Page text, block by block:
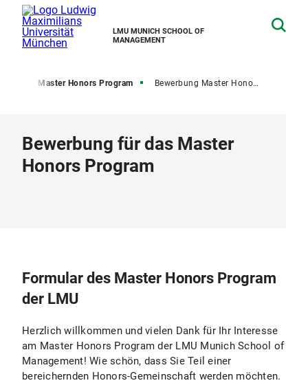
LMU MUNICH SCHOOL OF
MANAGEMENT
Master Honors Program Bewerbung Master Honors Program
Bewerbung für das Master
Honors Program
Formular des Master Honors Program
der LMU
Herzlich willkommen und vielen Dank für Ihr Interesse
am Master Honors Program der LMU Munich School of
Management! Wie schön, dass Sie Teil einer
bereichernden Honors-Gemeinschaft werden möchten.